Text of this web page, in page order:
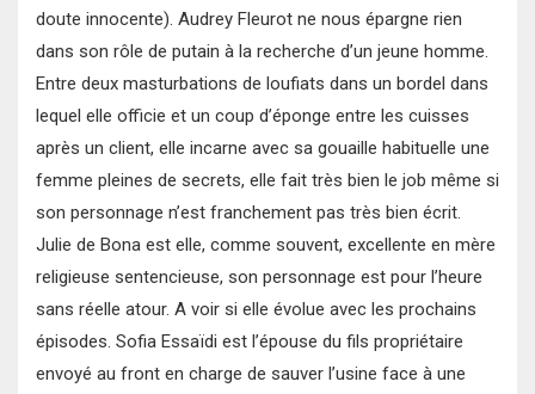
doute innocente). Audrey Fleurot ne nous épargne rien
dans son rôle de putain à la recherche d’un jeune homme.
Entre deux masturbations de loufiats dans un bordel dans
lequel elle officie et un coup d’éponge entre les cuisses
après un client, elle incarne avec sa gouaille habituelle une
femme pleines de secrets, elle fait très bien le job même si
son personnage n’est franchement pas très bien écrit.
Julie de Bona est elle, comme souvent, excellente en mère
religieuse sentencieuse, son personnage est pour l’heure
sans réelle atour. A voir si elle évolue avec les prochains
épisodes. Sofia Essaïdi est l’épouse du fils propriétaire
envoyé au front en charge de sauver l’usine face à une